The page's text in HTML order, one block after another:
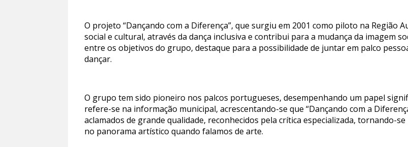
O projeto “Dançando com a Diferença”, que surgiu em 2001 como piloto na Região
social e cultural, através da dança inclusiva e contribui para a mudança da imagem
entre os objetivos do grupo, destaque para a possibilidade de juntar em palco
dançar.
O grupo tem sido pioneiro nos palcos portugueses, desempenhando um papel
refere-se na informação municipal, acrescentando-se que “Dançando com a
aclamados de grande qualidade, reconhecidos pela crítica especializada, tornando-
no panorama artístico quando falamos de arte.